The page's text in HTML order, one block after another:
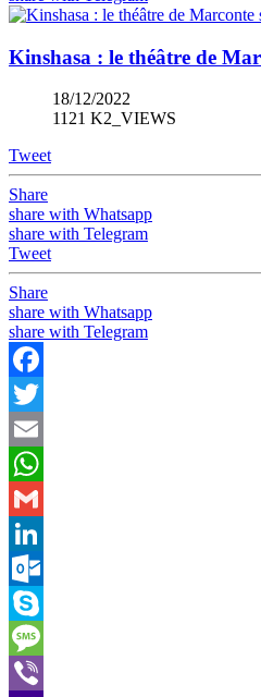
Kinshasa : le théâtre de
18/12/2022
1121 K2_VIEWS
Tweet
Share
share with Whatsapp
share with Telegram
Tweet
Share
share with Whatsapp
share with Telegram
Facebook
Twitter
Email
WhatsApp
Gmail
LinkedIn
Outlook.com
Skype
Message